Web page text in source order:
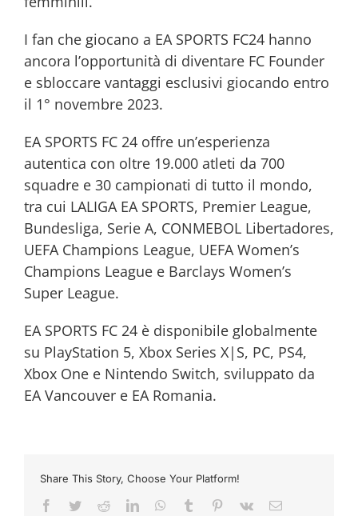
I fan che giocano a EA SPORTS FC24 hanno
ancora l’opportunità di diventare FC Founder
e sbloccare vantaggi esclusivi giocando entro
il 1° novembre 2023.
EA SPORTS FC 24 offre un’esperienza
autentica con oltre 19.000 atleti da 700
squadre e 30 campionati di tutto il mondo,
tra cui LALIGA EA SPORTS, Premier League,
Bundesliga, Serie A, CONMEBOL Libertadores,
UEFA Champions League, UEFA Women’s
Champions League e Barclays Women’s
Super League.
EA SPORTS FC 24 è disponibile globalmente
su PlayStation 5, Xbox Series X|S, PC, PS4,
Xbox One e Nintendo Switch, sviluppato da
EA Vancouver e EA Romania.
Share This Story, Choose Your Platform!
Facebook
TwitterRedditLinkedInWhatsApp
Tumblr Pinterest
Vk Email